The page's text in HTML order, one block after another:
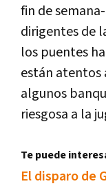
fin de
dirigentes de
los puentes
están atentos
algunos
riesgosa a la
Te puede
El disparo de